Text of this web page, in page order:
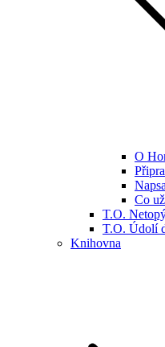
O
Co
T.O.
T.O. Údolí
Knihovna